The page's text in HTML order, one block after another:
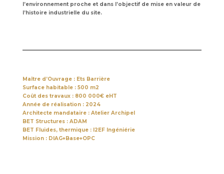
l’environnement proche et dans l’objectif de mise en valeur de
l’histoire industrielle du site.
Maître d’Ouvrage : Ets Barrière
Surface habitable : 500 m2
Coût des travaux : 800 000€ eHT
Année de réalisation : 2024
Architecte mandataire : Atelier Archipel
BET Structures : ADAM
BET Fluides, thermique : I2EF Ingéniérie
Mission : DIAG+Base+OPC